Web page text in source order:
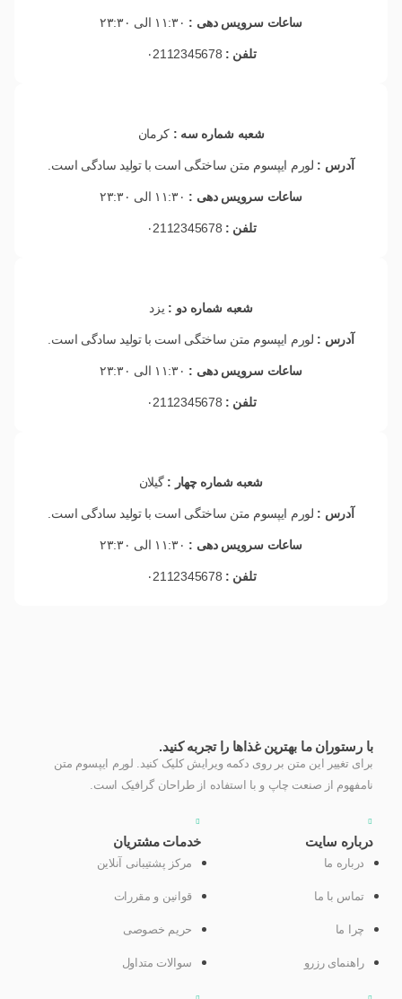
ساعات سرویس دهی :
تلفن :
شعبه شماره سه : کرمان
آدرس : لورم ایپسوم متن ساختگی است با تولید سادگی است.
ساعات سرویس دهی :
تلفن :
شعبه شماره دو : یزد
آدرس : لورم ایپسوم متن ساختگی است با تولید سادگی است.
ساعات سرویس دهی :
تلفن :
شعبه شماره چهار :گیلان
آدرس : لورم ایپسوم متن ساختگی است با تولید سادگی است.
ساعات سرویس دهی :
تلفن :
با رستوران ما بهترین غذاها را تجربه کنید.
برای تغییر این متن بر روی دکمه ویرایش کلیک کنید. لورم ایپسوم متن
نامفهوم از صنعت چاپ و با استفاده از طراحان گرافیک است.
درباره سایت
درباره ما
تماس با ما
چرا ما
راهنمای رزرو
خدمات مشتریان
مرکز پشتیبانی آنلاین
قوانین و مقررات
حریم خصوصی
سوالات متداول